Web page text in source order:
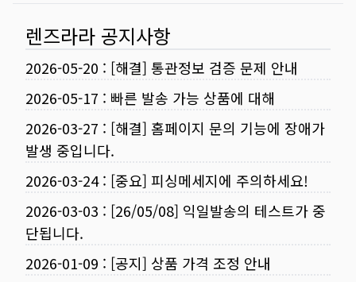
렌즈라라 공지사항
2026-05-20 : [해결] 통관정보 검증 문제 안내
2026-05-17 : 빠른 발송 가능 상품에 대해
2026-03-27 : [해결] 홈페이지 문의 기능에 장애가
발생 중입니다.
2026-03-24: [중요] 피싱메세지에 주의하세요!
2026-03-03 : [26/05/08] 익일발송의 테스트가 중
단됩니다.
2026-01-09 : [공지] 상품 가격 조정 안내